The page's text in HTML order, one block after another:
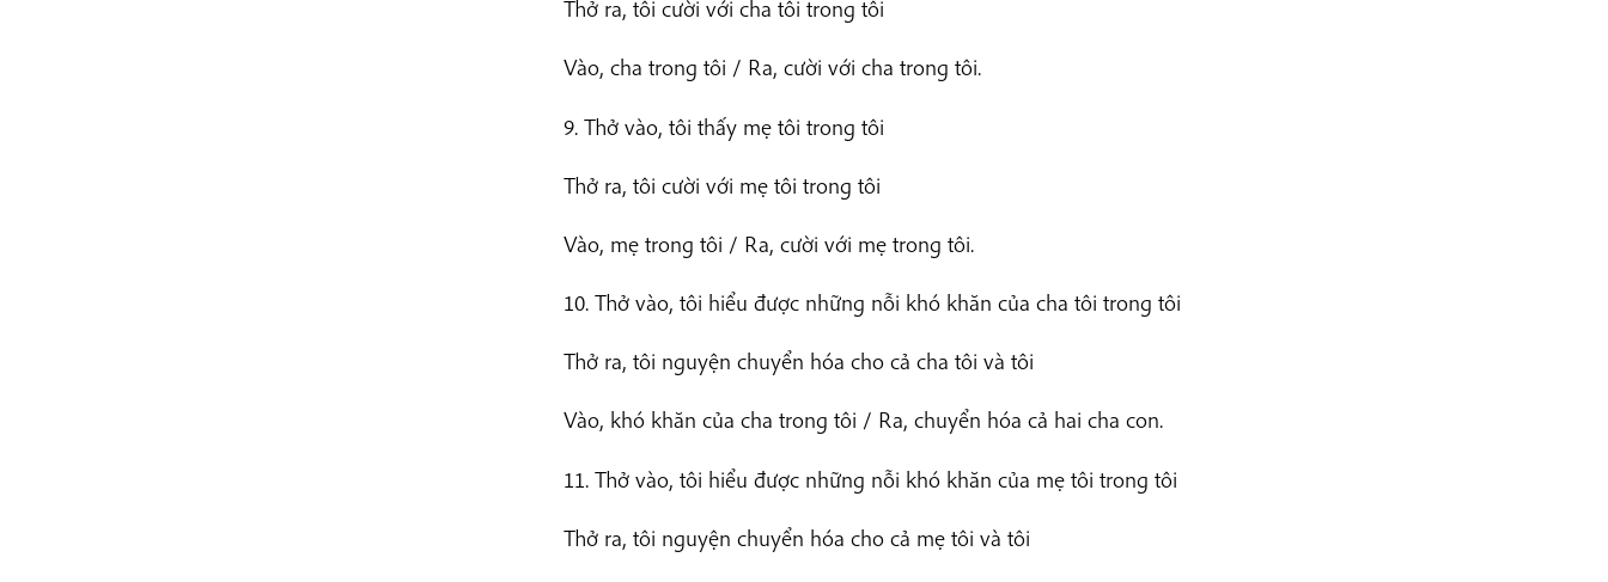
Thở ra, tôi cười với cha tôi trong tôi
Vào, cha trong tôi / Ra, cười với cha trong tôi.
9. Thở vào, tôi thấy mẹ tôi trong tôi
Thở ra, tôi cười với mẹ tôi trong tôi
Vào, mẹ trong tôi / Ra, cười với mẹ trong tôi.
10. Thở vào, tôi hiểu được những nỗi khó khăn của cha tôi trong tôi
Thở ra, tôi nguyện chuyển hóa cho cả cha tôi và tôi
Vào, khó khăn của cha trong tôi / Ra, chuyển hóa cả hai cha con.
11. Thở vào, tôi hiểu được những nỗi khó khăn của mẹ tôi trong tôi
Thở ra, tôi nguyện chuyển hóa cho cả mẹ tôi và tôi